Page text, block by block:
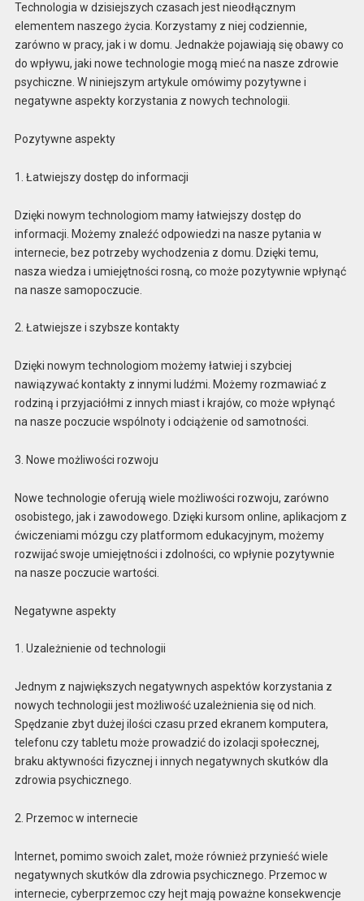
Technologia w dzisiejszych czasach jest nieodłącznym
elementem naszego życia. Korzystamy z niej codziennie,
zarówno w pracy, jak i w domu. Jednakże pojawiają się obawy co
do wpływu, jaki nowe technologie mogą mieć na nasze zdrowie
psychiczne. W niniejszym artykule omówimy pozytywne i
negatywne aspekty korzystania z nowych technologii.
Pozytywne aspekty
1. Łatwiejszy dostęp do informacji
Dzięki nowym technologiom mamy łatwiejszy dostęp do
informacji. Możemy znaleźć odpowiedzi na nasze pytania w
internecie, bez potrzeby wychodzenia z domu. Dzięki temu,
nasza wiedza i umiejętności rosną, co może pozytywnie wpłynąć
na nasze samopoczucie.
2. Łatwiejsze i szybsze kontakty
Dzięki nowym technologiom możemy łatwiej i szybciej
nawiązywać kontakty z innymi ludźmi. Możemy rozmawiać z
rodziną i przyjaciółmi z innych miast i krajów, co może wpłynąć
na nasze poczucie wspólnoty i odciążenie od samotności.
3. Nowe możliwości rozwoju
Nowe technologie oferują wiele możliwości rozwoju, zarówno
osobistego, jak i zawodowego. Dzięki kursom online, aplikacjom z
ćwiczeniami mózgu czy platformom edukacyjnym, możemy
rozwijać swoje umiejętności i zdolności, co wpłynie pozytywnie
na nasze poczucie wartości.
Negatywne aspekty
1. Uzależnienie od technologii
Jednym z największych negatywnych aspektów korzystania z
nowych technologii jest możliwość uzależnienia się od nich.
Spędzanie zbyt dużej ilości czasu przed ekranem komputera,
telefonu czy tabletu może prowadzić do izolacji społecznej,
braku aktywności fizycznej i innych negatywnych skutków dla
zdrowia psychicznego.
2. Przemoc w internecie
Internet, pomimo swoich zalet, może również przynieść wiele
negatywnych skutków dla zdrowia psychicznego. Przemoc w
internecie, cyberprzemoc czy hejt mają poważne konsekwencje